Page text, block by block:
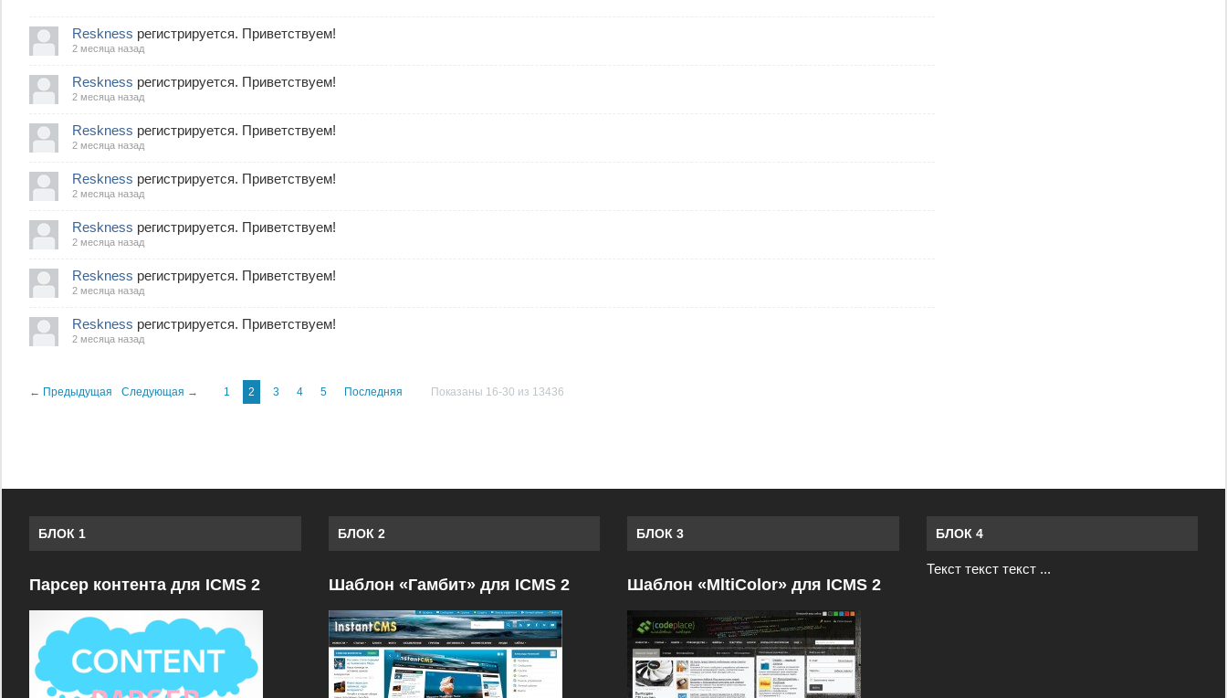
Reskness регистрируется. Приветствуем!
2 месяца назад
Reskness регистрируется. Приветствуем!
2 месяца назад
Reskness регистрируется. Приветствуем!
2 месяца назад
Reskness регистрируется. Приветствуем!
2 месяца назад
Reskness регистрируется. Приветствуем!
2 месяца назад
Reskness регистрируется. Приветствуем!
2 месяца назад
Reskness регистрируется. Приветствуем!
2 месяца назад
← Предыдущая Следующая → 1 2 3 4 5 Последняя Показаны 16-30 из 13436
БЛОК 1
Парсер контента для ICMS 2
БЛОК 2
Шаблон «Гамбит» для ICMS 2
БЛОК 3
Шаблон «MltiColor» для ICMS 2
БЛОК 4
Текст текст текст ...